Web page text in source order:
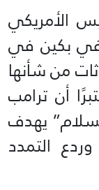
الأمريكي
في بكين في
من شأنها
أن ترامب
يهدف
التمدد